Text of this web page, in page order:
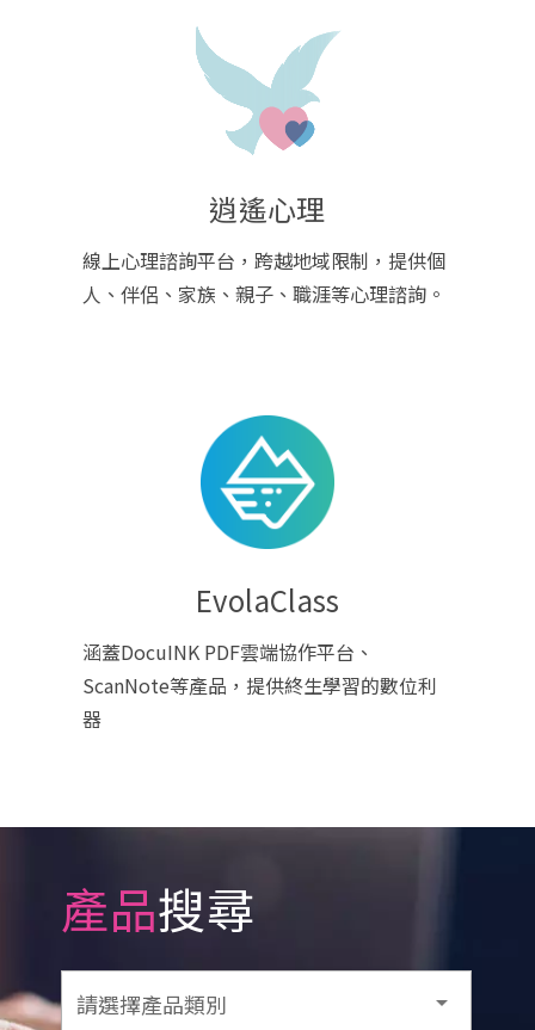
逍遙心理
線上心理諮詢平台，跨越地域限制，提供個
人、伴侶、家族、親子、職涯等心理諮詢。
EvolaClass
涵蓋DocuINK PDF雲端協作平台、
ScanNote等產品，提供終生學習的數位利
器
產品搜尋
請選擇產品類別